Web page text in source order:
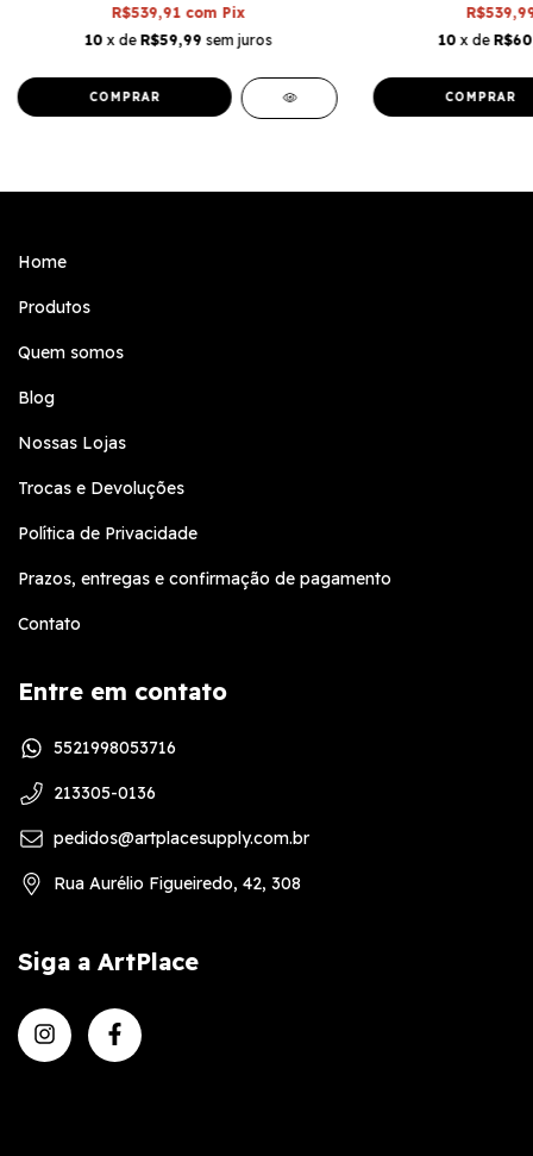
R$539,91 com Pix
10 x de R$59,99 sem juros
10 x de
Home
Produtos
Quem somos
Blog
Nossas Lojas
Trocas e Devoluções
Política de Privacidade
Prazos, entregas e confirmação de pagamento
Contato
Entre em contato
5521998053716
213305-0136
pedidos@artplacesupply.com.br
Rua Aurélio Figueiredo, 42, 308
Siga a ArtPlace